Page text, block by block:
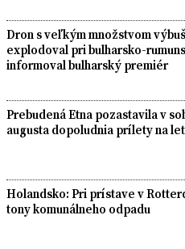
Dron s veľkým množstvom
explodoval pri bulharsko-
informoval bulharský premiér
Prebudená Etna pozastavila v
augusta dopoludnia prílety na
Holandsko: Pri prístave v
tony komunálneho odpadu